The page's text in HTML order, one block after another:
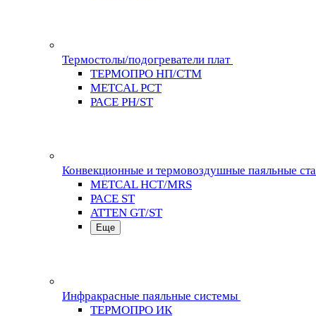
Термостолы/подогреватели плат
ТЕРМОПРО НП/СТМ
METCAL PCT
PACE PH/ST
Конвекционные и термовоздушные паяльные
METCAL HCT/MRS
PACE ST
ATTEN GT/ST
Еще
Инфракрасные паяльные системы
ТЕРМОПРО ИК